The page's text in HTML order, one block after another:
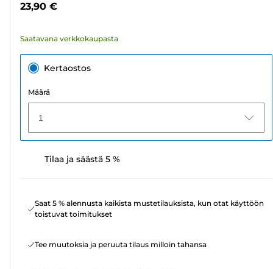
23,90 €
Saatavana verkkokaupasta
Kertaostos
Määrä
1
Tilaa ja säästä 5 %
Saat 5 % alennusta kaikista mustetilauksista, kun otat käyttöön
toistuvat toimitukset
Tee muutoksia ja peruuta tilaus milloin tahansa